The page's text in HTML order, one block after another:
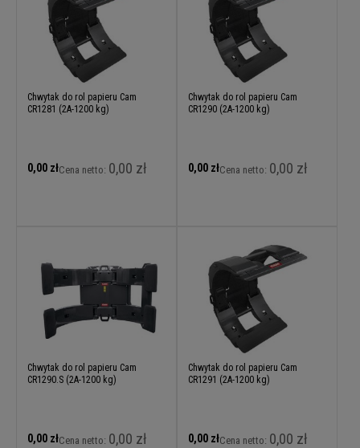
Chwytak do rol papieru Cam
CR1281 (2A-1200 kg)
0,00 złCena netto: 0,00 zł
Chwytak do rol papieru Cam
CR1290 (2A-1200 kg)
0,00 złCena netto: 0,00 zł
Chwytak do rol papieru Cam
CR1290.S (2A-1200 kg)
0,00 złCena netto: 0,00 zł
Chwytak do rol papieru Cam
CR1291 (2A-1200 kg)
0,00 złCena netto: 0,00 zł